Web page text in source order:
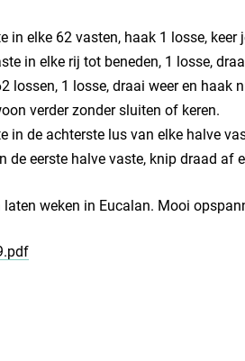
in elke 62 vasten, haak 1 losse,
in elke rij tot beneden, 1 losse,
lossen, 1 losse, draai weer en haak
verder zonder sluiten of keren.
in de achterste lus van elke halve
de eerste halve vaste, knip draad af
weken in Eucalan. Mooi